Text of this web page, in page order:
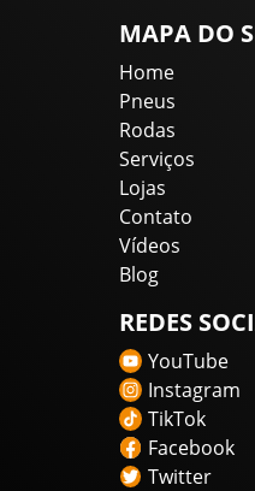
MAPA DO
Home
Pneus
Rodas
Serviços
Lojas
Contato
Vídeos
Blog
REDES
YouTube
Instagram
TikTok
Facebook
Twitter